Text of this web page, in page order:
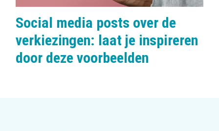
Social media posts over de
verkiezingen: laat je inspireren
door deze voorbeelden